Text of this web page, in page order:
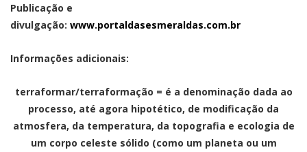
Publicação e
divulgação: www.portaldasesmeraldas.com.br
Informações adicionais:
terraformar/terraformação = é a denominação dada ao
processo, até agora hipotético, de modificação da
atmosfera, da temperatura, da topografia e ecologia de
um corpo celeste sólido (como um planeta ou um